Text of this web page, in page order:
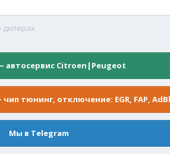
автосервис Citroen|Peugeot
тюнинг, отключение: EGR, FAP,
Мы в Telegram